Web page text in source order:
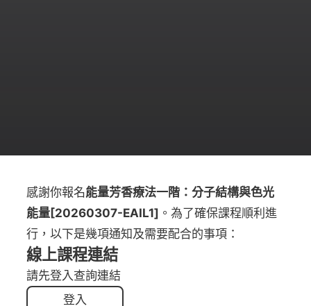
感謝你報名能量芳香療法一階：分子結構與色光
能量[20260307-EAIL1] 。為了確保課程順利進
行，以下是幾項通知及需要配合的事項：
線上課程連結
請先登入查詢連結
登入